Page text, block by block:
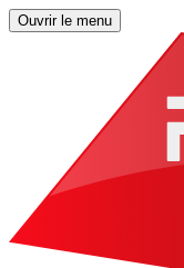
Ouvrir le menu